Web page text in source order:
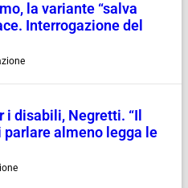
la variante “salva
Interrogazione del
disabili, Negretti. “Il
almeno legga le